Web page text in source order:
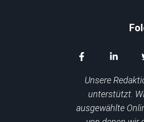
Unsere
unterstützt.
ausgewählte